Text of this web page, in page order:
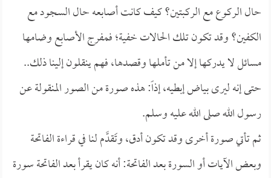
حال الركوع مع الركبتين؟ كيف كانت أصابعه حال السجود مع
الكفين؟ وقد تكون تلك الحالات خفية؛ فمفرج الأصابع وضامها
مسائل لا يدركها إلا من تأملها وقصدها، فهم ينقلون إلينا ذلك..
حتى إنه ليرى بياض إبطيه، إذاً: هذه صورة من الصور المنقولة عن
رسول الله صلى الله عليه وسلم.
ثم تأتي صورة أخرى وقد تكون أدق، وتَقدَّم لنا في قراءة الفاتحة
وبعض الآيات أو السورة بعد الفاتحة: أنه كان يقرأ بعد الفاتحة سورة